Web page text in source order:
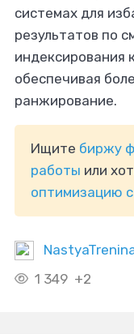
системах для
результатов по
индексирования
обеспечивая
ранжирование.
Ищите биржу
работы или
оптимизацию
1 349 +2